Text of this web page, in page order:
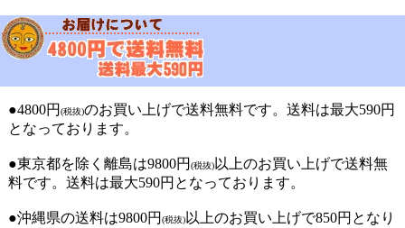
●4800円 (税抜)のお買い上げで送料無料です。送料は最大590円
となっております。
●東京都を除く離島は9800円 (税抜)以上のお買い上げで送料無
料です。送料は最大590円となっております。
●沖縄県の送料は9800円 (税抜)以上のお買い上げで850円となり